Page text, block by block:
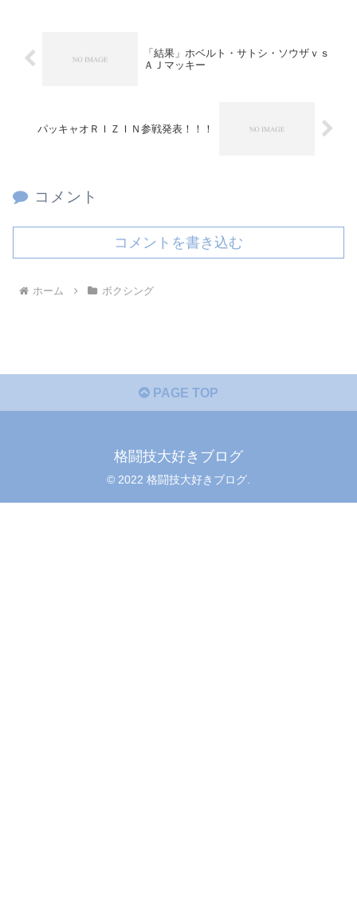
「結果」ホベルト・サトシ・ソウザｖｓ
ＡＪマッキー
パッキャオＲＩＺＩＮ参戦発表！！！
コメント
コメントを書き込む
ホーム ボクシング
PAGE TOP
格闘技大好きブログ
© 2022 格闘技大好きブログ.